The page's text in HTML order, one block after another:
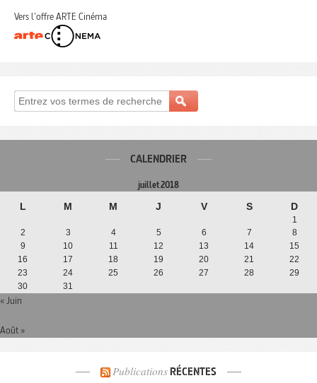
Vers l'offre ARTE Cinéma
CALENDRIER
juillet 2018
L M M J V S D
1
2
3 4 5 6 7
8
9
10 11 12 13 14
15
16
17 18 19 20 21
22
23
24 25 26 27 28
29
30
31
« Juin
Août »
Publications RÉCENTES